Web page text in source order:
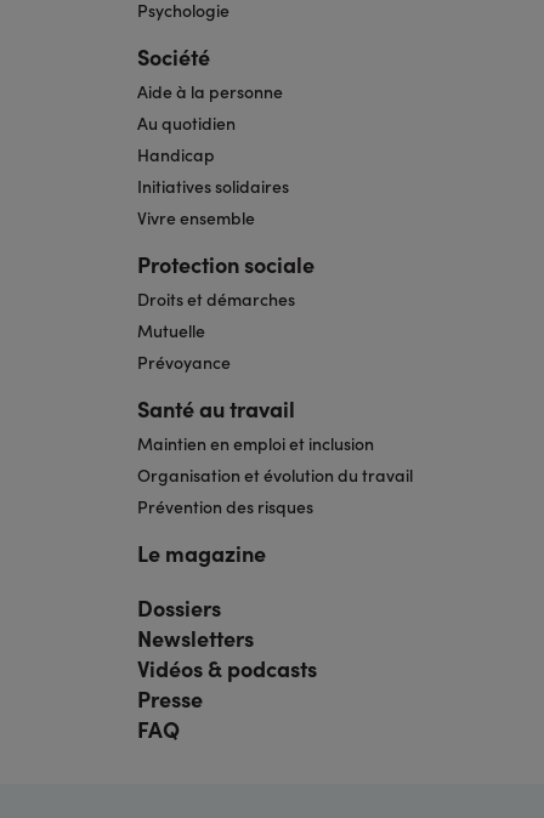
Psychologie
Société
Aide à la personne
Au quotidien
Handicap
Initiatives solidaires
Vivre ensemble
Protection sociale
Droits et démarches
Mutuelle
Prévoyance
Santé au travail
Maintien en emploi et inclusion
Organisation et évolution du travail
Prévention des risques
Le magazine
Navigation
pied
de
page
bis
Dossiers
Newsletters
Vidéos & podcasts
Presse
FAQ